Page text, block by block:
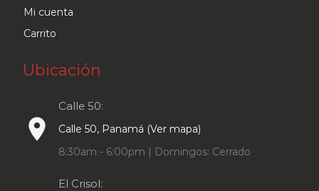
Mi cuenta
Carrito
Ubicación
place
Calle 50:
Calle 50, Panamá (Ver mapa)
8:30am - 6:00pm | Domingos: Cerrado
El Crisol: